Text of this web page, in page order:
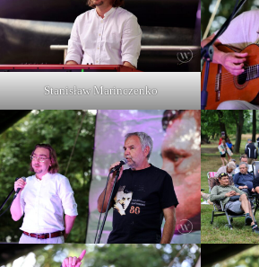
Stanisław Marinczenko